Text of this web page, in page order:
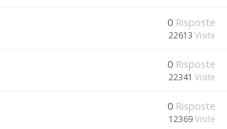
0 Risposte
22613 Visite
0 Risposte
22341 Visite
0 Risposte
12369Visite